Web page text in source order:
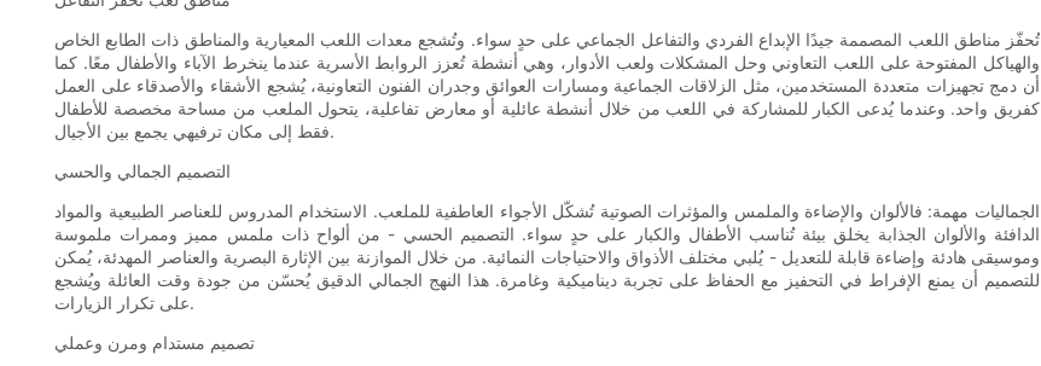
تُحفّز مناطق اللعب المصممة جيدًا الإبداع الفردي والتفاعل الجماعي على حدٍ سواء. وتُشجع معدات اللعب المعيارية والمناطق ذات الطابع الخاص
والهياكل المفتوحة على اللعب التعاوني وحل المشكلات ولعب الأدوار، وهي أنشطة تُعزز الروابط الأسرية عندما ينخرط الآباء والأطفال معًا. كما
أن دمج تجهيزات متعددة المستخدمين، مثل الزلاقات الجماعية ومسارات العوائق وجدران الفنون التعاونية، يُشجع الأشقاء والأصدقاء على العمل
كفريق واحد. وعندما يُدعى الكبار للمشاركة في اللعب من خلال أنشطة عائلية أو معارض تفاعلية، يتحول الملعب من مساحة مخصصة للأطفال
فقط إلى مكان ترفيهي يجمع بين الأجيال.
التصميم الجمالي والحسي
الجماليات مهمة: فالألوان والإضاءة والملمس والمؤثرات الصوتية تُشكّل الأجواء العاطفية للملعب. الاستخدام المدروس للعناصر الطبيعية والمواد
الدافئة والألوان الجذابة يخلق بيئة تُناسب الأطفال والكبار على حدٍ سواء. التصميم الحسي - من ألواح ذات ملمس مميز وممرات ملموسة
وموسيقى هادئة وإضاءة قابلة للتعديل - يُلبي مختلف الأذواق والاحتياجات النمائية. من خلال الموازنة بين الإثارة البصرية والعناصر المهدئة، يُمكن
للتصميم أن يمنع الإفراط في التحفيز مع الحفاظ على تجربة ديناميكية وغامرة. هذا النهج الجمالي الدقيق يُحسّن من جودة وقت العائلة ويُشجع
على تكرار الزيارات.
تصميم مستدام ومرن وعملي